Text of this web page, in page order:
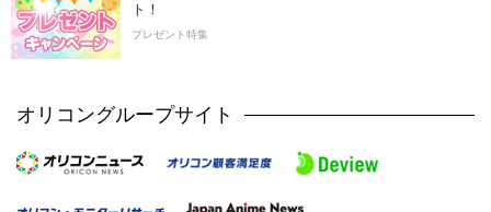
ト！
プレゼント特集
オリコングループサイト